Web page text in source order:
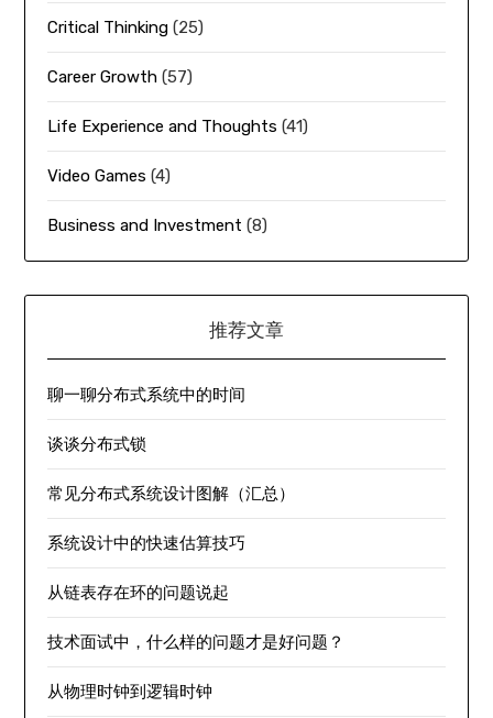
Critical Thinking (25)
Career Growth (57)
Life Experience and Thoughts (41)
Video Games (4)
Business and Investment (8)
推荐文章
聊一聊分布式系统中的时间
谈谈分布式锁
常见分布式系统设计图解（汇总）
系统设计中的快速估算技巧
从链表存在环的问题说起
技术面试中，什么样的问题才是好问题？
从物理时钟到逻辑时钟